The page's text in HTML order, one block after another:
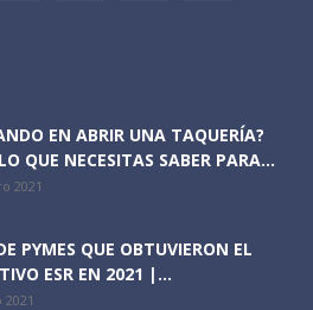
EN ABRIR UNA TAQUERÍA?
QUE NECESITAS SABER PARA...
2021
PYMES QUE OBTUVIERON EL
ESR EN 2021 |...
2021